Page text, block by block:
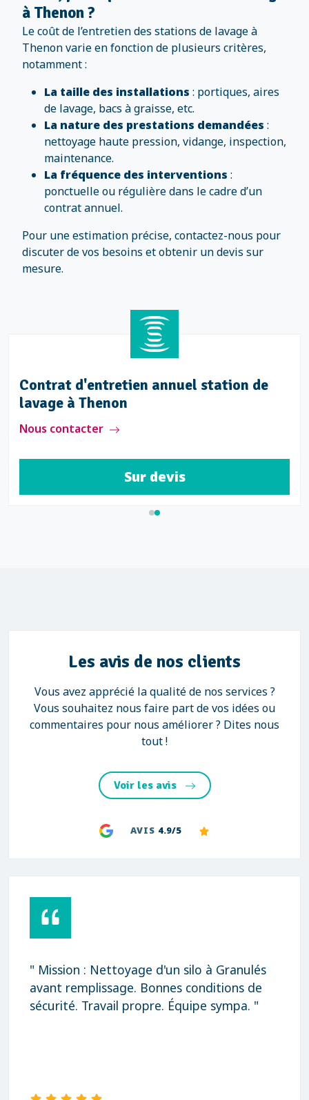
à Thenon ?
Le coût de l’entretien des stations de lavage à
Thenon varie en fonction de plusieurs critères,
notamment :
La taille des installations : portiques, aires
de lavage, bacs à graisse, etc.
La nature des prestations demandées :
nettoyage haute pression, vidange, inspection,
maintenance.
La fréquence des interventions :
ponctuelle ou régulière dans le cadre d’un
contrat annuel.
Pour une estimation précise, contactez-nous pour
discuter de vos besoins et obtenir un devis sur
mesure.
Contrat d'entretien annuel station de
lavage à Thenon
Nous contacter
Sur devis
Les avis de nos clients
Vous avez apprécié la qualité de nos services ?
Vous souhaitez nous faire part de vos idées ou
commentaires pour nous améliorer ? Dites nous
tout !
Voir les avis
AVIS 4.9/5
Mission : Nettoyage d'un silo à Granulés
remplissage. Bonnes conditions de
Travail propre. Équipe sympa. "